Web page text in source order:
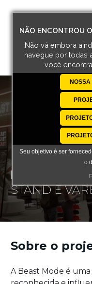
NÃO ENCONTROU
Não vá embora
navegue por todas
você
Seu objetivo é ser
o
BEAST
STAND E
Sobre o
A Beast Mode é